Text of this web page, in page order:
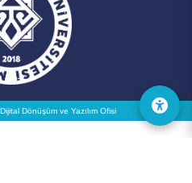
Dijital Dönüşüm ve Yazılım Ofisi